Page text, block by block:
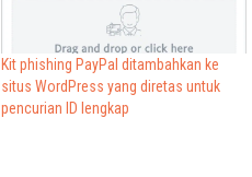
Kit phishing PayPal ditambahkan ke
situs WordPress yang diretas untuk
pencurian ID lengkap